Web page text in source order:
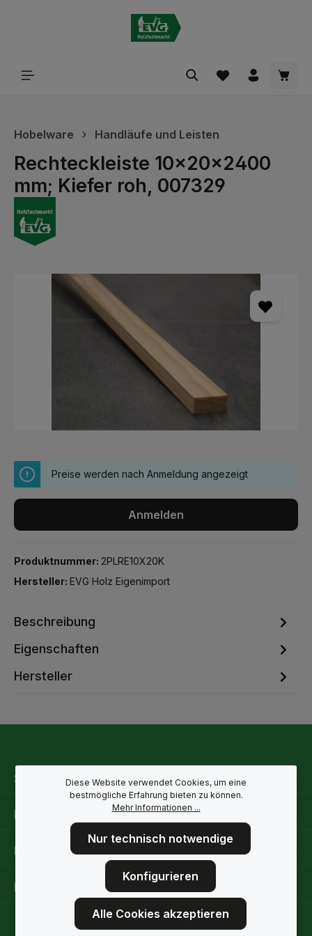
Hobelware Handläufe und Leisten
Rechteckleiste 10x20x2400
mm; Kiefer roh, 007329
Bildergalerie überspringen
Preise werden nach Anmeldung angezeigt
Anmelden
Produktnummer: 2PLRE10X20K
Hersteller: EVG Holz Eigenimport
Beschreibung
Eigenschaften
Hersteller
Service-Hotline
Rechtliche Hinweise
Informationen
Folge uns
Diese Website verwendet Cookies, um eine
bestmögliche Erfahrung bieten zu können.
Mehr Informationen ...
Nur technisch notwendige
Konfigurieren
Alle Cookies akzeptieren